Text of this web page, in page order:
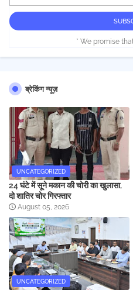
* We promise
ब्रेकिंग न्यूज़
UNCATEGORIZED
24 घंटे में सूने मकान की चोरी का खुलासा,
दो शातिर चोर गिरफ्तार
August 05, 2026
UNCATEGORIZED